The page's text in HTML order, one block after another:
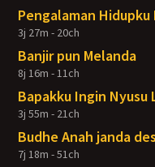
Pengalaman
3j 27m - 20ch
Banjir pun Melanda
8j 16m - 11ch
Bapakku Ingin Nyusu
3j 55m - 21ch
Budhe Anah janda
7j 18m - 51ch